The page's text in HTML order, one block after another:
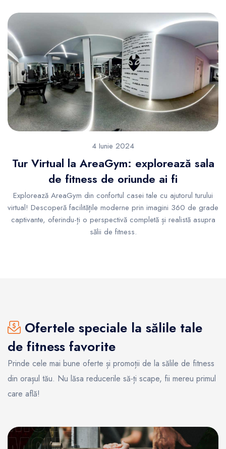
4 Iunie 2024
Tur Virtual la AreaGym: explorează sala
de fitness de oriunde ai fi
Explorează AreaGym din confortul casei tale cu ajutorul turului
virtual! Descoperă facilitățile moderne prin imagini 360 de grade
captivante, oferindu-ți o perspectivă completă și realistă asupra
sălii de fitness.
Ofertele speciale la sălile tale
de fitness favorite
Prinde cele mai bune oferte și promoții de la sălile de fitness
din orașul tău. Nu lăsa reducerile să-ți scape, fii mereu primul
care află!